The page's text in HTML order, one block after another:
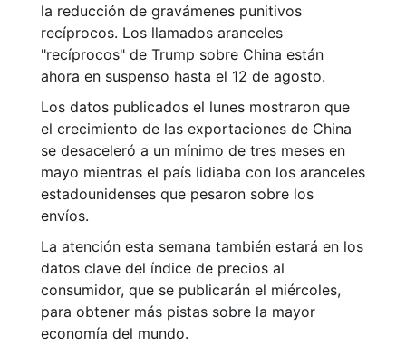
la reducción de gravámenes punitivos
recíprocos. Los llamados aranceles
"recíprocos" de Trump sobre China están
ahora en suspenso hasta el 12 de agosto.
Los datos publicados el lunes mostraron que
el crecimiento de las exportaciones de China
se desaceleró a un mínimo de tres meses en
mayo mientras el país lidiaba con los aranceles
estadounidenses que pesaron sobre los
envíos.
La atención esta semana también estará en los
datos clave del índice de precios al
consumidor, que se publicarán el miércoles,
para obtener más pistas sobre la mayor
economía del mundo.